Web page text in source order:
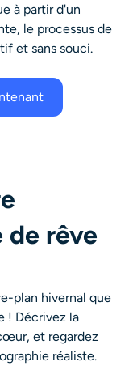
à partir d'un
le processus de
et sans souci.
de rêve
plan hivernal que
! Décrivez la
et regardez
réaliste.